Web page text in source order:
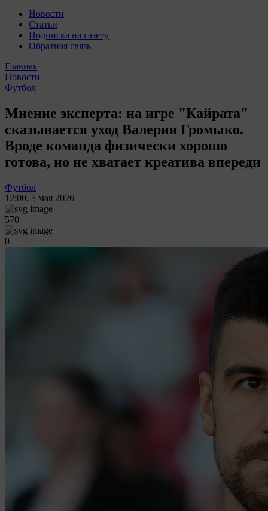
Новости
Статьи
Подписка на газету
Обратная связь
Главная
Новости
Футбол
Мнение эксперта: на игре "Кайрата"
сказывается уход Валерия Громыко.
Вроде команда физически хорошо
готова, но не хватает креатива впереди
Футбол
12:00, 5 мая 2026
570
0